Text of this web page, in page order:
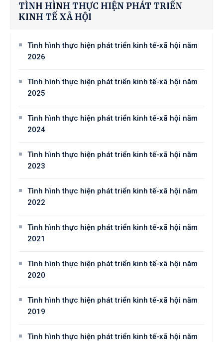
TÌNH HÌNH THỰC HIỆN PHÁT TRIỂN
KINH TẾ XÃ HỘI
Tình hình thực hiện phát triển kinh tế-xã hội năm
2026
Tình hình thực hiện phát triển kinh tế-xã hội năm
2025
Tình hình thực hiện phát triển kinh tế-xã hội năm
2024
Tình hình thực hiện phát triển kinh tế-xã hội năm
2023
Tình hình thực hiện phát triển kinh tế-xã hội năm
2022
Tình hình thực hiện phát triển kinh tế-xã hội năm
2021
Tình hình thực hiện phát triển kinh tế-xã hội năm
2020
Tình hình thực hiện phát triển kinh tế-xã hội năm
2019
Tình hình thực hiện phát triển kinh tế-xã hội năm